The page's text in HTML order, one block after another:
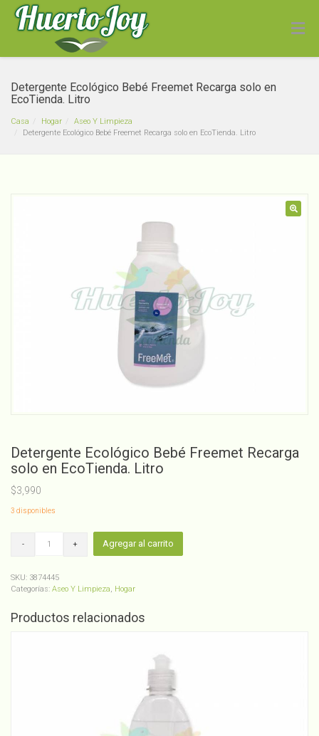
Detergente Ecológico Bebé Freemet Recarga solo en
EcoTienda. Litro
Casa Hogar
Aseo Y Limpieza
Detergente Ecológico Bebé Freemet Recarga solo en EcoTienda. Litro
Detergente Ecológico Bebé Freemet Recarga
solo en EcoTienda. Litro
$3,990
3 disponibles
Freemet
Recarga
en
Agregar al carrito
SKU: 3874445
Categorías: Aseo Y Limpieza, Hogar
Productos relacionados
Sal Gruesa Rosada Del
2,900